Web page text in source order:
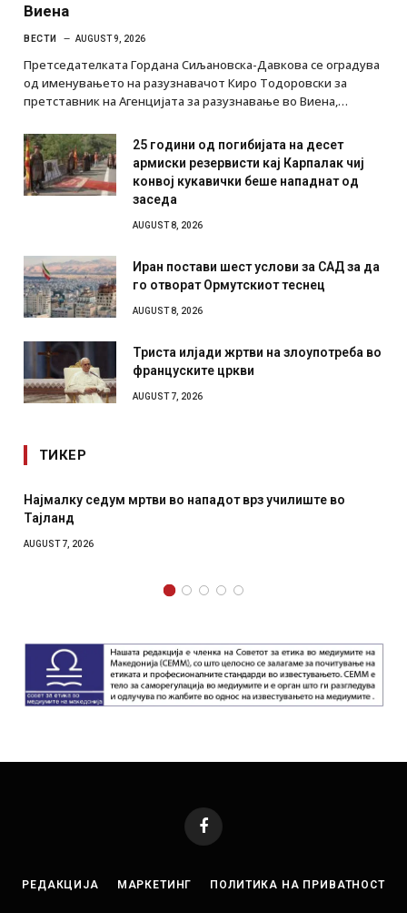
Виена
ВЕСТИ AUGUST 9, 2026
Претседателката Гордана Сиљановска-Давкова се оградува
од именувањето на разузнавачот Киро Тодоровски за
претставник на Агенцијата за разузнавање во Виена,…
25 години од погибијата на десет
армиски резервисти кај Карпалак чиј
конвој кукавички беше нападнат од
заседа
AUGUST 8, 2026
Иран постави шест услови за САД за да
го отворат Ормутскиот теснец
AUGUST 8, 2026
Триста илјади жртви на злоупотреба во
француските цркви
AUGUST 7, 2026
ТИКЕР
СОЗИС: Украинците повеќе им веруваат на генералите
отколку на Зеленски
AUGUST 7, 2026
Facebook
РЕДАКЦИЈА МАРКЕТИНГ ПОЛИТИКА НА ПРИВАТНОСТ